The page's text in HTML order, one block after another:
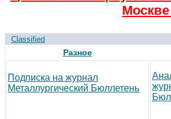
Classified
Разное
Подписка на журнал
Металлургический Бюллетень